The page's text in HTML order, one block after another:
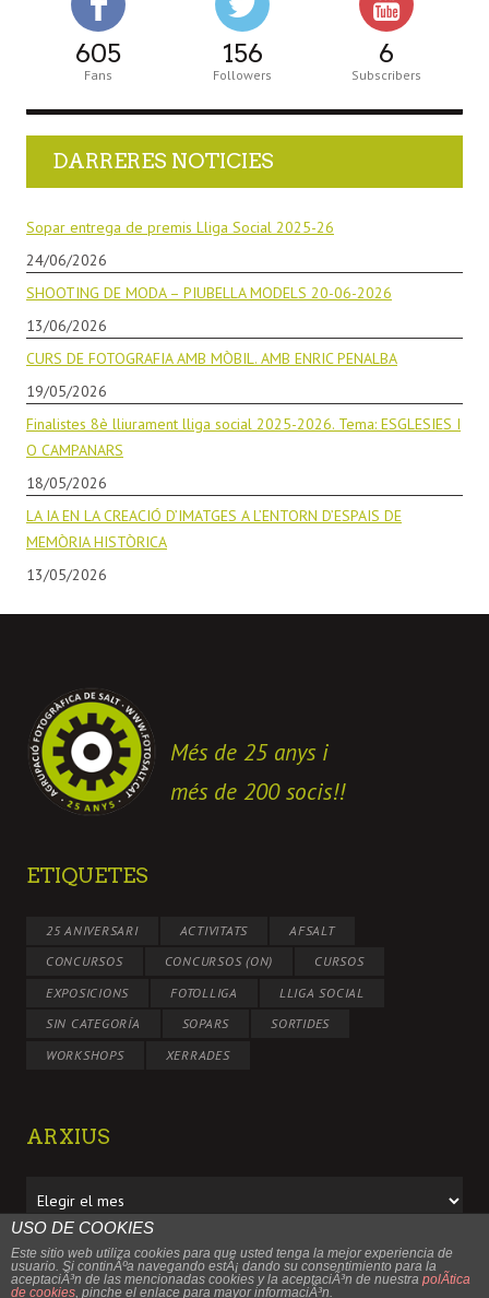
605
Fans
156
Followers
6
Subscribers
DARRERES NOTICIES
Sopar entrega de premis Lliga Social 2025-26
24/06/2026
SHOOTING DE MODA – PIUBELLA MODELS 20-06-2026
13/06/2026
CURS DE FOTOGRAFIA AMB MÒBIL. AMB ENRIC PENALBA
19/05/2026
Finalistes 8è lliurament lliga social 2025-2026. Tema: ESGLESIES I
O CAMPANARS
18/05/2026
LA IA EN LA CREACIÓ D’IMATGES A L’ENTORN D’ESPAIS DE
MEMÒRIA HISTÒRICA
13/05/2026
Més de 25 anys i
més de 200 socis!!
ETIQUETES
25 ANIVERSARI ACTIVITATS
AFSALT
CONCURSOS
CONCURSOS (ON)
CURSOS
EXPOSICIONS
FOTOLLIGA
LLIGA SOCIAL
SIN CATEGORÍA
SOPARS
SORTIDES
WORKSHOPS
XERRADES
ARXIUS
USO DE COOKIES
Este sitio web utiliza cookies para que usted tenga la mejor experiencia de
usuario. Si continÃºa navegando estÃ¡ dando su consentimiento para la
aceptaciÃ³n de las mencionadas cookies y la aceptaciÃ³n de nuestra polÃ­tica
de cookies, pinche el enlace para mayor informaciÃ³n.